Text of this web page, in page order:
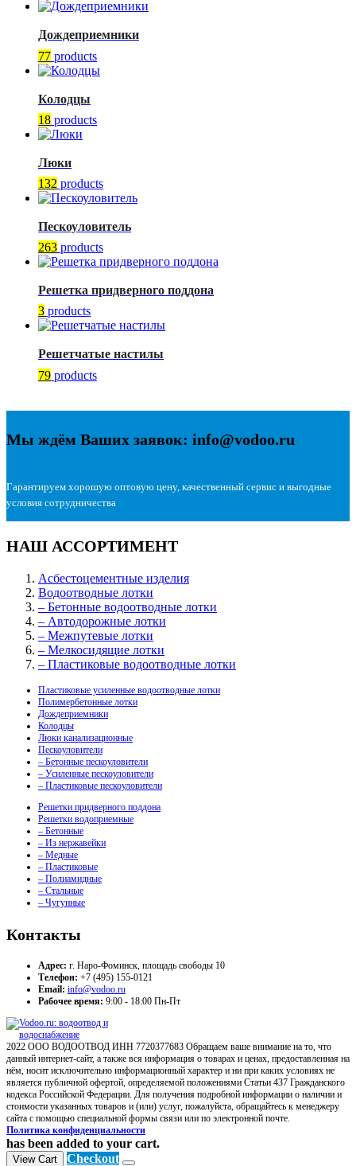
Дождеприемники
77 products
Колодцы
18 products
Люки
132 products
Пескоуловитель
263 products
Решетка придверного поддона
3 products
Решетчатые настилы
79 products
Мы ждём Ваших заявок: info@vodoo.ru
Гарантируем хорошую оптовую цену, качественный сервис и выгодные
условия сотрудничества
НАШ АССОРТИМЕНТ
Асбестоцементные изделия
Водоотводные лотки
– Бетонные водоотводные лотки
– Автодорожные лотки
– Межпутевые лотки
– Мелкосидящие лотки
– Пластиковые водоотводные лотки
Пластиковые усиленные водоотводные лотки
Полимербетонные лотки
Дождеприемники
Колодцы
Люки канализационные
Пескоуловители
– Бетонные пескоуловители
– Усиленные пескоуловители
– Пластиковые пескоуловители
Решетки придверного поддона
Решетки водоприемные
– Бетонные
– Из нержавейки
– Медные
– Пластиковые
– Полиамидные
– Стальные
– Чугунные
Контакты
Адрес: г. Наро-Фоминск, площадь свободы 10
Телефон: +7 (495) 155-0121
Email: info@vodoo.ru
Рабочее время: 9:00 - 18:00 Пн-Пт
2022 ООО ВОДООТВОД ИНН 7720377683 Обращаем ваше внимание на то, что
данный интернет-сайт, а также вся информация о товарах и ценах, предоставленная на
нём, носит исключительно информационный характер и ни при каких условиях не
является публичной офертой, определяемой положениями Статьи 437 Гражданского
кодекса Российской Федерации. Для получения подробной информации о наличии и
стоимости указанных товаров и (или) услуг, пожалуйста, обращайтесь к менеджеру
сайта с помощью специальной формы связи или по электронной почте.
Политика конфиденциальности
has been added to your cart.
View Cart Checkout